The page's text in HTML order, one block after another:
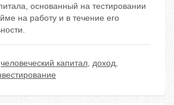
основанный на тестировании
на работу и в течение его
человеческий капитал, доход,